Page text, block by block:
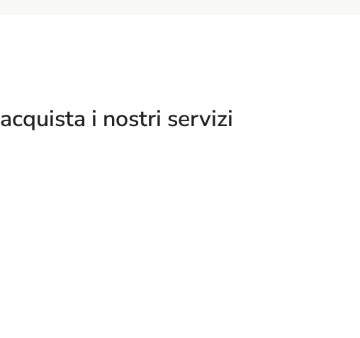
acquista i nostri servizi